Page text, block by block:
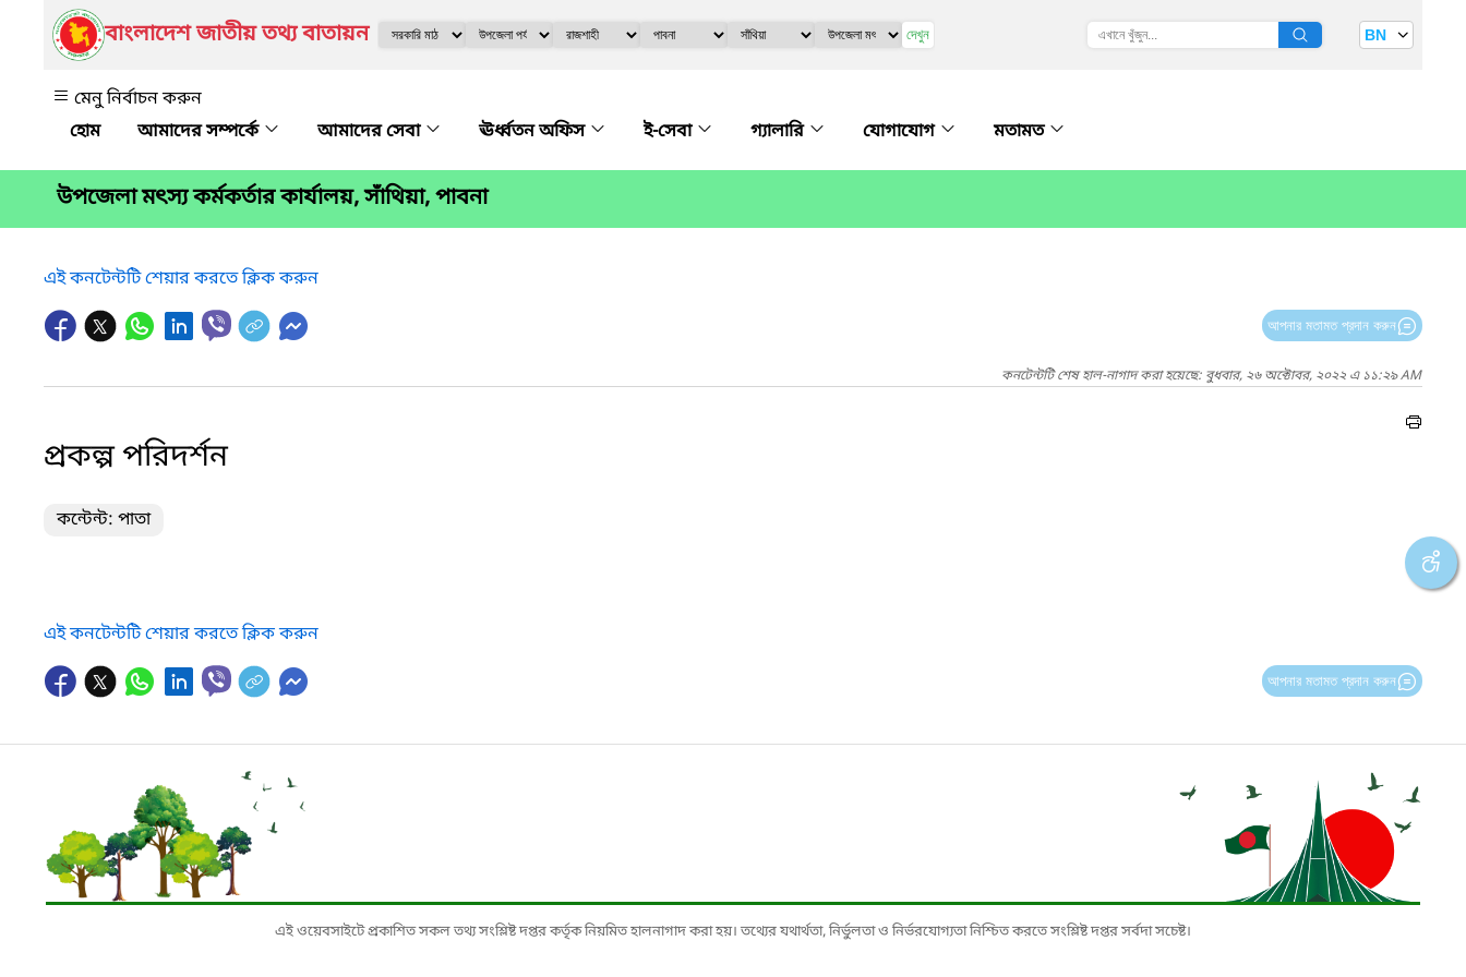
বাংলাদেশ জাতীয় তথ্য বাতায়ন দেখুন BN
মেনু নির্বাচন করুন
আমাদের সম্পর্কে
আমাদের সেবা ঊর্ধ্বতন অফিস ই-সেবা গ্যালারি যোগাযোগ মতামত
উপজেলা মৎস্য কর্মকর্তার কার্যালয়, সাঁথিয়া, পাবনা
এই কনটেন্টটি শেয়ার করতে ক্লিক করুন
আপনার মতামত প্রদান করুন
কনটেন্টটি শেষ হাল-নাগাদ করা হয়েছে: বুধবার, ২৬ অক্টোবর, ২০২২ এ ১১:২৯ AM
প্রকল্প পরিদর্শন
কন্টেন্ট: পাতা
এই কনটেন্টটি শেয়ার করতে ক্লিক করুন
আপনার মতামত প্রদান করুন
এই ওয়েবসাইটে প্রকাশিত সকল তথ্য সংশ্লিষ্ট দপ্তর কর্তৃক নিয়মিত হালনাগাদ করা হয়। তথ্যের যথার্থতা, নির্ভুলতা ও নির্ভরযোগ্যতা নিশ্চিত করতে সংশ্লিষ্ট দপ্তর সর্বদা সচেষ্ট।